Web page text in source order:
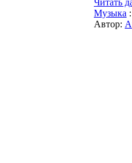
Читать
Музыка :
Автор: